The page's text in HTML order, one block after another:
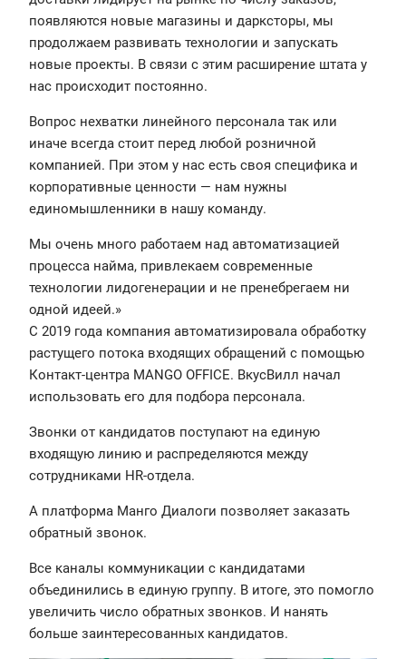
появляются новые магазины и дарксторы, мы
продолжаем развивать технологии и запускать
новые проекты. В связи с этим расширение штата у
нас происходит постоянно.
Вопрос нехватки линейного персонала так или
иначе всегда стоит перед любой розничной
компанией. При этом у нас есть своя специфика и
корпоративные ценности — нам нужны
единомышленники в нашу команду.
Мы очень много работаем над автоматизацией
процесса найма, привлекаем современные
технологии лидогенерации и не пренебрегаем ни
одной идеей.»
С 2019 года компания автоматизировала обработку
растущего потока входящих обращений с помощью
Контакт-центра MANGO OFFICE. ВкусВилл начал
использовать его для подбора персонала.
Звонки от кандидатов поступают на единую
входящую линию и распределяются между
сотрудниками HR-отдела.
А платформа Манго Диалоги позволяет заказать
обратный звонок.
Все каналы коммуникации с кандидатами
объединились в единую группу. В итоге, это помогло
увеличить число обратных звонков. И нанять
больше заинтересованных кандидатов.